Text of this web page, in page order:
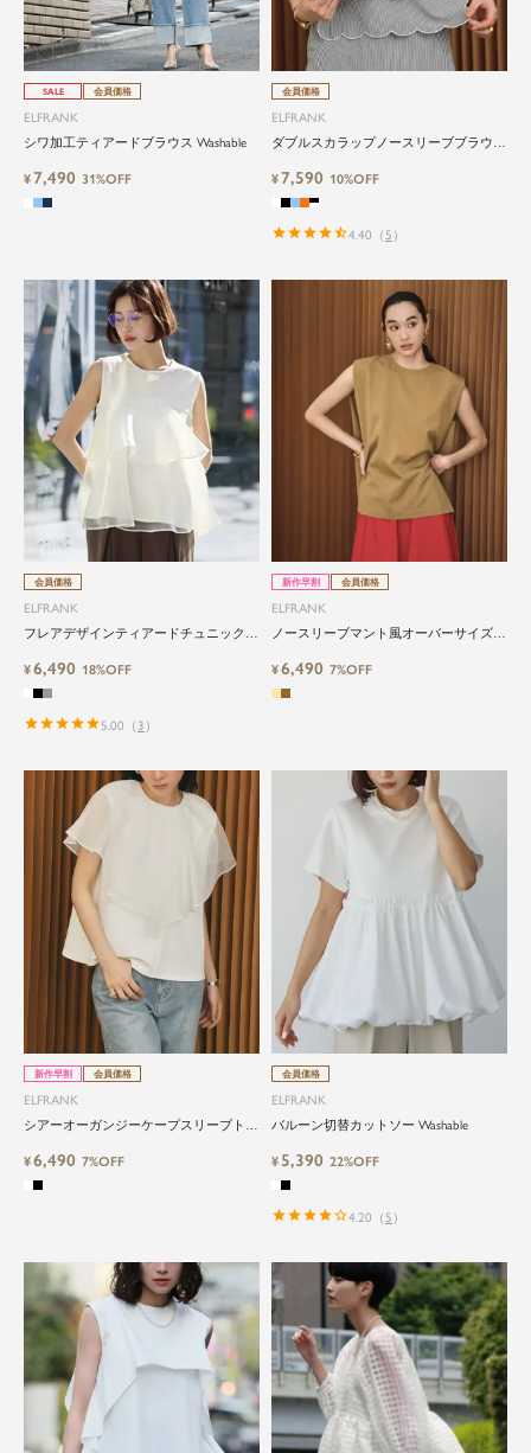
SALE 会員価格
ELFRANK
シワ加工ティアードブラウス Washable
¥7,490 31%OFF
会員価格
ELFRANK
ダブルスカラップノースリーブブラウス
¥7,590 10%OFF
4.40 （ 5 ）
会員価格
ELFRANK
フレアデザインティアードチュニック
¥6,490 18%OFF
5.00 （ 3 ）
新作早割 会員価格
ELFRANK
ノースリーブマント風オーバーサイズブ
¥6,490 7%OFF
新作早割 会員価格
ELFRANK
シアーオーガンジーケープスリーブトッ
¥6,490 7%OFF
会員価格
ELFRANK
バルーン切替カットソー Washable
¥5,390 22%OFF
4.20 （5 ）